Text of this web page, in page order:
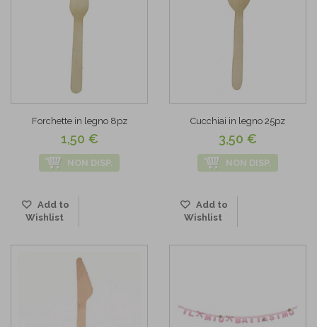
Forchette in legno 8pz
1,50 €
NON DISP.
Add to
Wishlist
Cucchiai in legno 25pz
3,50 €
NON DISP.
Add to
Wishlist